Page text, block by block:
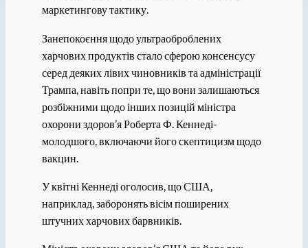
маркетингову тактику.
Занепокоєння щодо ультраоброблених
харчових продуктів стало сферою консенсусу
серед деяких лівих чиновників та адміністрації
Трампа, навіть попри те, що вони залишаються
розбіжними щодо інших позицій міністра
охорони здоров’я Роберта Ф. Кеннеді-
молодшого, включаючи його скептицизм щодо
вакцин.
У квітні Кеннеді оголосив, що США,
наприклад, заборонять вісім поширених
штучних харчових барвників.